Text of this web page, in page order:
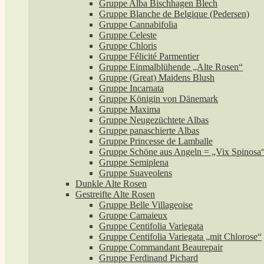
Gruppe Alba Bischhagen Blech
Gruppe Blanche de Belgique (Pedersen)
Gruppe Cannabifolia
Gruppe Celeste
Gruppe Chloris
Gruppe Félicité Parmentier
Gruppe Einmalblühende „Alte Rosen“
Gruppe (Great) Maidens Blush
Gruppe Incarnata
Gruppe Königin von Dänemark
Gruppe Maxima
Gruppe Neugezüchtete Albas
Gruppe panaschierte Albas
Gruppe Princesse de Lamballe
Gruppe Schöne aus Angeln = „Vix
Gruppe Semiplena
Gruppe Suaveolens
Dunkle Alte Rosen
Gestreifte Alte Rosen
Gruppe Belle Villageoise
Gruppe Camaieux
Gruppe Centifolia Variegata
Gruppe Centifolia Variegata „mit Chlorose“
Gruppe Commandant Beaurepair
Gruppe Ferdinand Pichard